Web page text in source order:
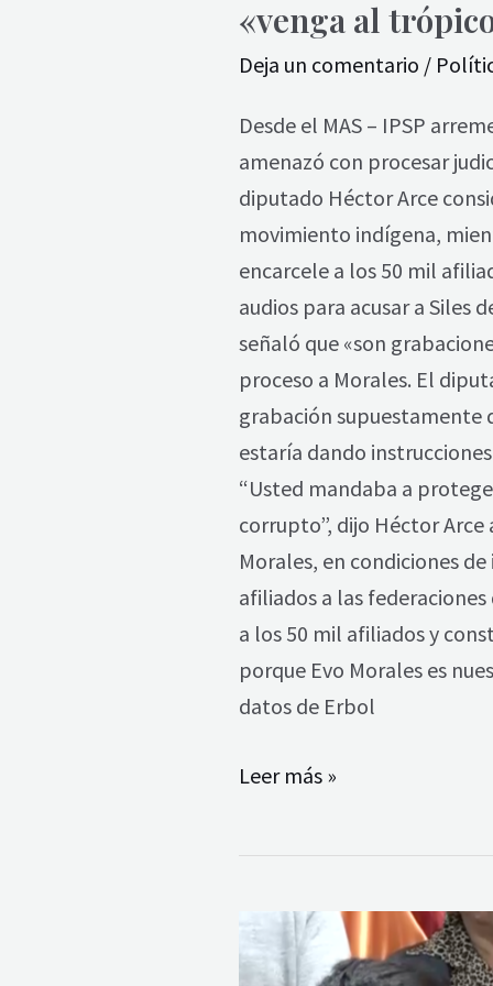
«venga al
Deja un comentario /
Desde el MAS – IPSP
amenazó con procesar
diputado Héctor Arce
movimiento indígena,
encarcele a los 50 mil
audios para acusar a Siles
señaló que «son
proceso a Morales. El
grabación supuestamente
estaría dando
“Usted mandaba a
corrupto”, dijo Héctor Arce
Morales, en condiciones
afiliados a las
a los 50 mil afiliados y
porque Evo Morales es
datos de Erbol
Leer más »
MAS
–